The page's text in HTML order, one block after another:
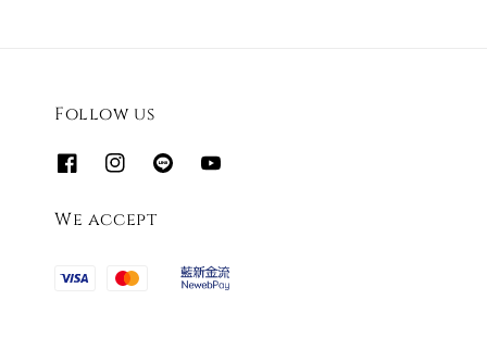
Follow us
We accept